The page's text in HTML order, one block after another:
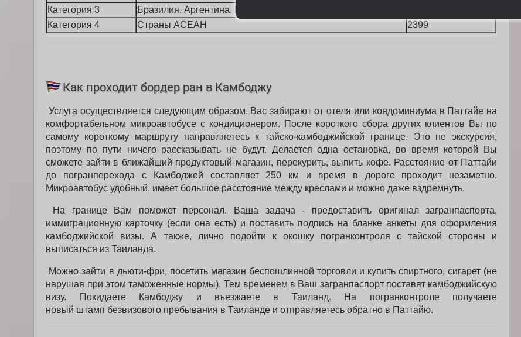
Категория 3
Бразилия, Аргентина, Перу, Чили
Категория 4
Страны АСЕАН 2399
Как проходит бордер ран в Камбоджу
Услуга осуществляется следующим образом. Вас забирают от отеля или кондоминиума в Паттайе на
комфортабельном микроавтобусе с кондиционером. После короткого сбора других клиентов Вы по
самому короткому маршруту направляетесь к тайско-камбоджийской границе. Это не экскурсия,
поэтому по пути ничего рассказывать не будут. Делается одна остановка, во время которой Вы
сможете зайти в ближайший продуктовый магазин, перекурить, выпить кофе. Расстояние от Паттайи
до погранперехода с Камбоджей составляет 250 км и время в дороге проходит незаметно.
Микроавтобус удобный, имеет большое расстояние между креслами и можно даже вздремнуть.
На границе Вам поможет персонал. Ваша задача - предоставить оригинал загранпаспорта,
иммиграционную карточку (если она есть) и поставить подпись на бланке анкеты для оформления
камбоджийской визы. А также, лично подойти к окошку погранконтроля с тайской стороны и
выписаться из Таиланда.
Можно зайти в дьюти-фри, посетить магазин беспошлинной торговли и купить спиртного, сигарет (не
нарушая при этом таможенные нормы). Тем временем в Ваш загранпаспорт поставят камбоджийскую
визу. Покидаете Камбоджу и въезжаете в Таиланд. На погранконтроле получаете
новый штамп безвизового пребывания в Таиланде и отправляетесь обратно в Паттайю.